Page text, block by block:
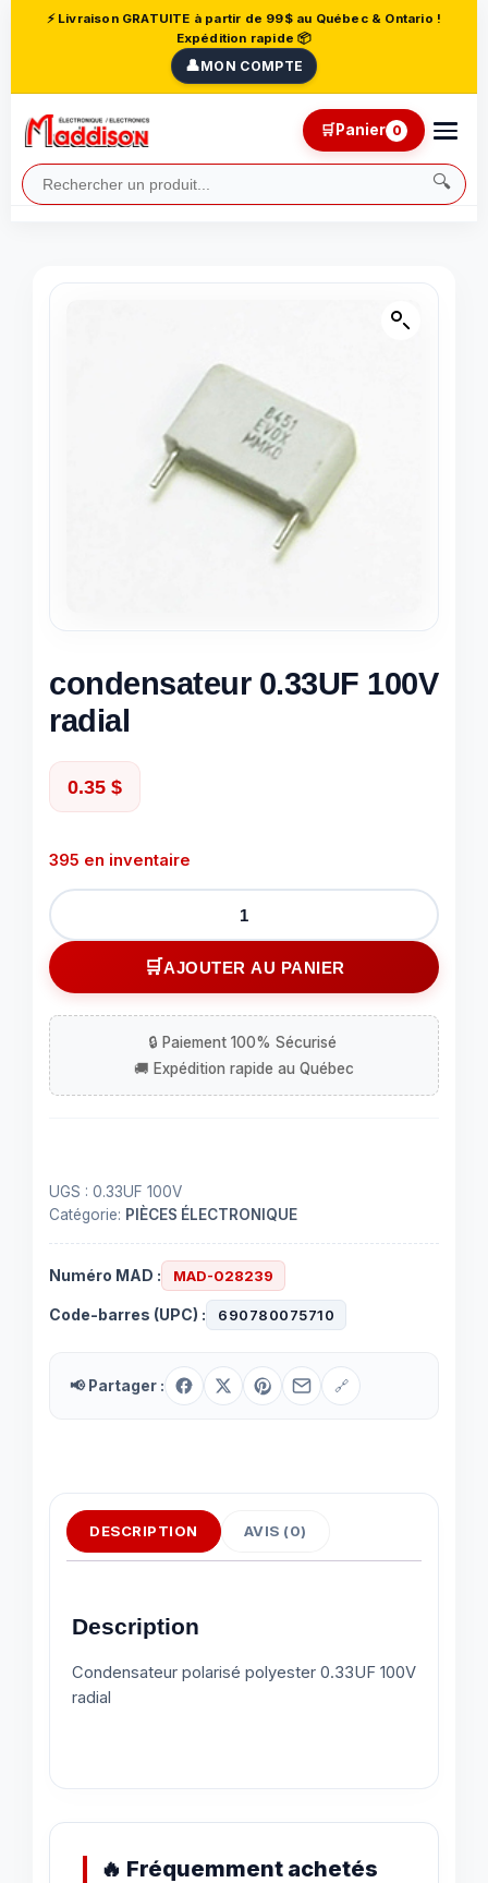
⚡ Livraison GRATUITE à partir de 99$ au Québec & Ontario !
Expédition rapide 📦
👤MON COMPTE
🔍
🛒Panier 0
condensateur 0.33UF 100V
radial
0.35 $
395 en inventaire
quantité
de
condensateur
0.33UF
100V
radial
AJOUTER AU PANIER
UGS : 0.33UF 100V
Catégorie: PIÈCES ÉLECTRONIQUE
Numéro MAD : MAD-028239
Code-barres (UPC) : 690780075710
📢 Partager : 🔗
DESCRIPTION AVIS (0)
Description
Condensateur polarisé polyester 0.33UF 100V
radial
🔥 Fréquemment achetés